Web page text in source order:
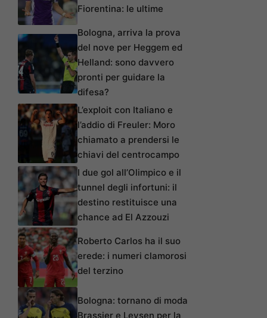
Fiorentina: le ultime
Bologna, arriva la prova
del nove per Heggem ed
Helland: sono davvero
pronti per guidare la
difesa?
L’exploit con Italiano e
l’addio di Freuler: Moro
chiamato a prendersi le
chiavi del centrocampo
I due gol all’Olimpico e il
tunnel degli infortuni: il
destino restituisce una
chance ad El Azzouzi
Roberto Carlos ha il suo
erede: i numeri clamorosi
del terzino
Bologna: tornano di moda
Brassier e Leysen per la